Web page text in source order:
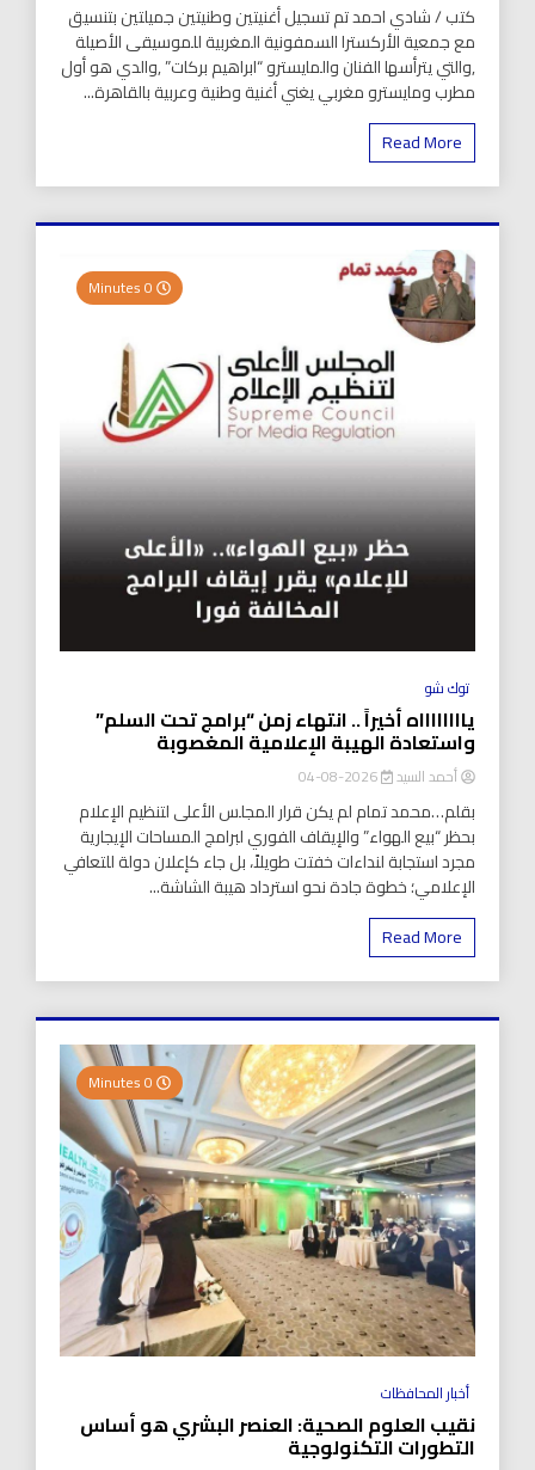
كتب / شادي احمد تم تسجيل أغنيتين وطنيتين جميلتين بتنسيق
مع جمعية الأركسترا السمفونية المغربية للموسيقى الأصيلة
,والتي يترأسها الفنان والمايسترو “ابراهيم بركات” ,والدي هو أول
مطرب ومايسترو مغربي يغني أغنية وطنية وعربية بالقاهرة...
Read More
توك شو
يااااااااه أخيراً .. انتهاء زمن “برامج تحت السلم”
واستعادة الهيبة الإعلامية المغصوبة
أحمد السيد 2026-08-04
بقلم…محمد تمام لم يكن قرار المجلس الأعلى لتنظيم الإعلام
بحظر “بيع الهواء” والإيقاف الفوري لبرامج المساحات الإيجارية
مجرد استجابة لنداءات خفتت طويلاً، بل جاء كإعلان دولة للتعافي
الإعلامي؛ خطوة جادة نحو استرداد هيبة الشاشة...
Read More
أخبار المحافظات
نقيب العلوم الصحية: العنصر البشري هو أساس
التطورات التكنولوجية